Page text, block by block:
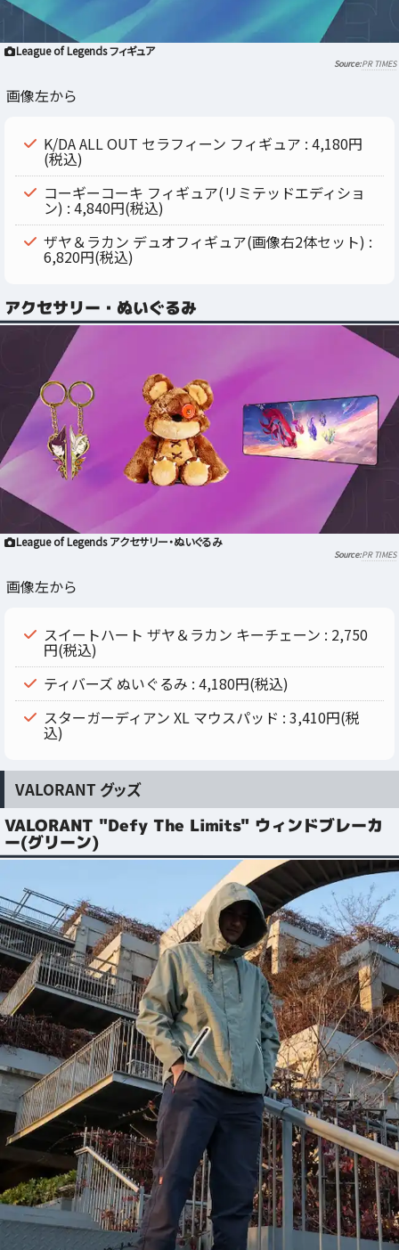
League of Legends フィギュア
PR TIMES
画像左から
K/DA ALL OUT セラフィーン フィギュア : 4,180円
(税込)
コーギーコーキ フィギュア(リミテッドエディショ
ン) : 4,840円(税込)
ザヤ＆ラカン デュオフィギュア(画像右2体セット) :
6,820円(税込)
アクセサリー・ぬいぐるみ
League of Legends アクセサリー・ぬいぐるみ
PR TIMES
画像左から
スイートハート ザヤ＆ラカン キーチェーン : 2,750
円(税込)
ティバーズ ぬいぐるみ : 4,180円(税込)
スターガーディアン XL マウスパッド : 3,410円(税
込)
VALORANT グッズ
VALORANT "Defy The Limits" ウィンドブレーカ
ー(グリーン)